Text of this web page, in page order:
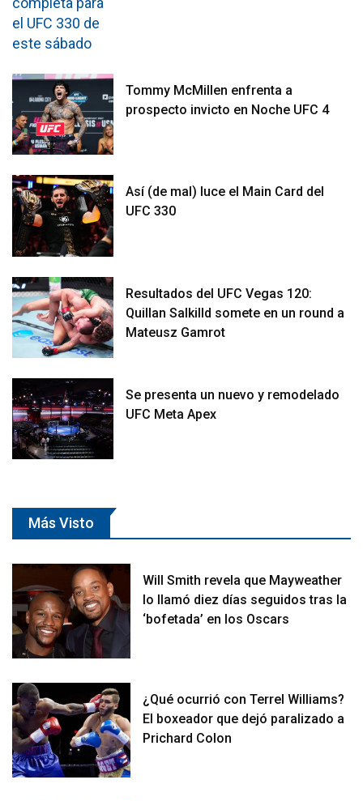
Tommy McMillen enfrenta a
prospecto invicto en Noche UFC 4
Así (de mal) luce el Main Card del
UFC 330
Resultados del UFC Vegas 120:
Quillan Salkilld somete en un round a
Mateusz Gamrot
Se presenta un nuevo y remodelado
UFC Meta Apex
Más Visto
Will Smith revela que Mayweather
lo llamó diez días seguidos tras la
‘bofetada’ en los Oscars
¿Qué ocurrió con Terrel Williams?
El boxeador que dejó paralizado a
Prichard Colon